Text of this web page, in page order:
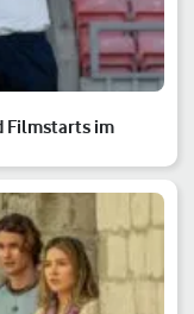
Filmstarts im